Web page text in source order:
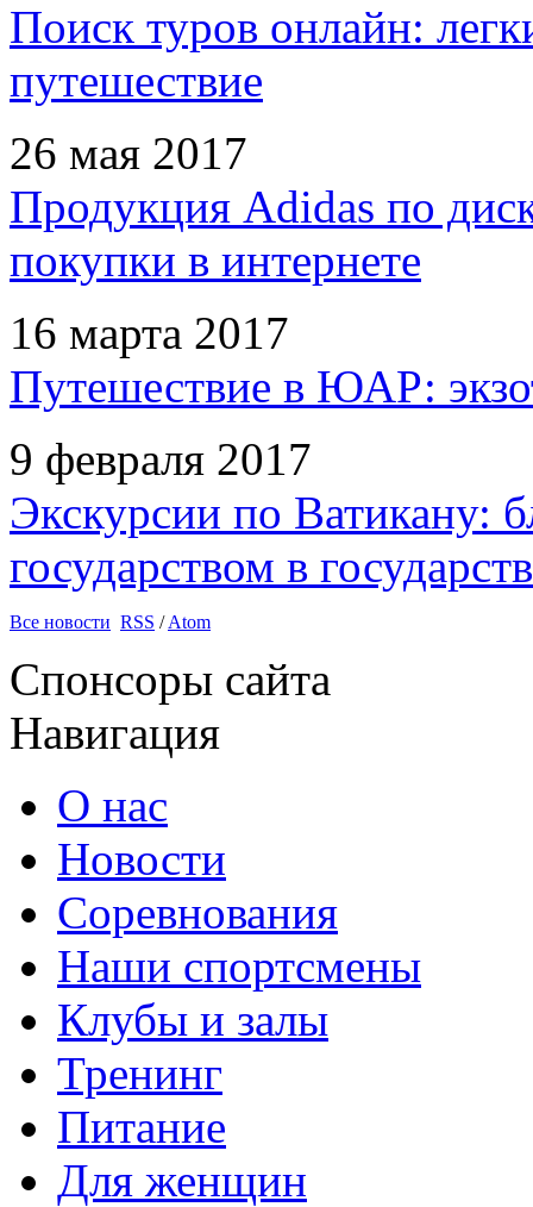
Поиск туров онлайн:
путешествие
26 мая 2017
Продукция Adidas по
покупки в интернете
16 марта 2017
Путешествие в ЮАР:
9 февраля 2017
Экскурсии по Ватикану:
государством в
Все новости RSS /Atom
Спонсоры сайта
Навигация
О нас
Новости
Соревнования
Наши спортсмены
Клубы и залы
Тренинг
Питание
Для женщин